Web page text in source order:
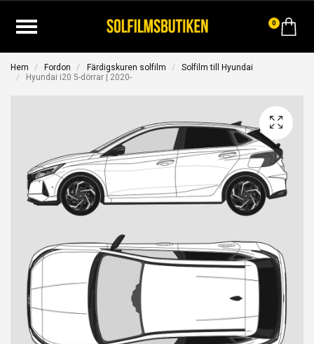
0
Hem Fordon Färdigskuren solfilm
Solfilm till Hyundai
Hyundai i20 5-dörrar | 2020-